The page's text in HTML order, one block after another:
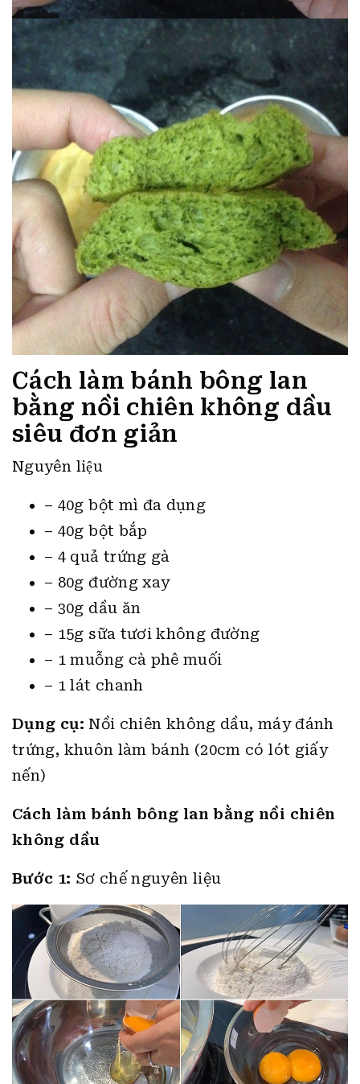
Cách làm bánh bông lan
bằng nồi chiên không dầu
siêu đơn giản
Nguyên liệu
– 40g bột mì đa dụng
– 40g bột bắp
– 4 quả trứng gà
– 80g đường xay
– 30g dầu ăn
– 15g sữa tươi không đường
– 1 muỗng cà phê muối
– 1 lát chanh
Dụng cụ: Nồi chiên không dầu, máy đánh
trứng, khuôn làm bánh (20cm có lót giấy
nến)
Cách làm bánh bông lan bằng nồi chiên
không dầu
Bước 1: Sơ chế nguyên liệu